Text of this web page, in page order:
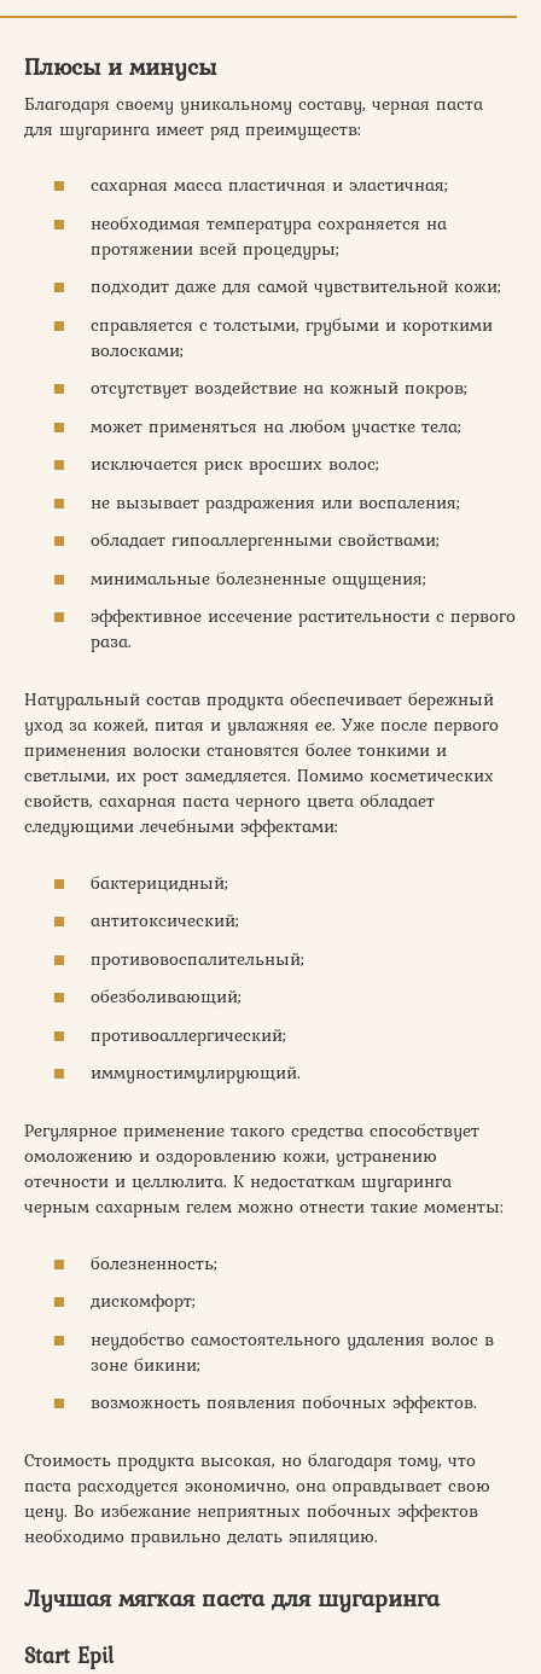
Плюсы и минусы
Благодаря своему уникальному составу, черная паста
для шугаринга имеет ряд преимуществ:
сахарная масса пластичная и эластичная;
необходимая температура сохраняется на
протяжении всей процедуры;
подходит даже для самой чувствительной кожи;
справляется с толстыми, грубыми и короткими
волосками;
отсутствует воздействие на кожный покров;
может применяться на любом участке тела;
исключается риск вросших волос;
не вызывает раздражения или воспаления;
обладает гипоаллергенными свойствами;
минимальные болезненные ощущения;
эффективное иссечение растительности с первого
раза.
Натуральный состав продукта обеспечивает бережный
уход за кожей, питая и увлажняя ее. Уже после первого
применения волоски становятся более тонкими и
светлыми, их рост замедляется. Помимо косметических
свойств, сахарная паста черного цвета обладает
следующими лечебными эффектами:
бактерицидный;
антитоксический;
противовоспалительный;
обезболивающий;
противоаллергический;
иммуностимулирующий.
Регулярное применение такого средства способствует
омоложению и оздоровлению кожи, устранению
отечности и целлюлита. К недостаткам шугаринга
черным сахарным гелем можно отнести такие моменты:
болезненность;
дискомфорт;
неудобство самостоятельного удаления волос в
зоне бикини;
возможность появления побочных эффектов.
Стоимость продукта высокая, но благодаря тому, что
паста расходуется экономично, она оправдывает свою
цену. Во избежание неприятных побочных эффектов
необходимо правильно делать эпиляцию.
Лучшая мягкая паста для шугаринга
Start Epil